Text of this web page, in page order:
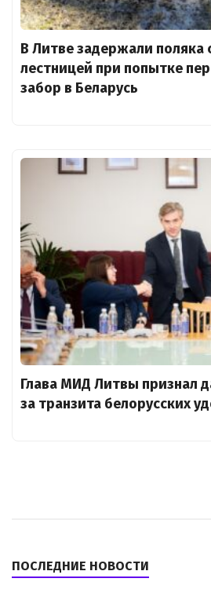
В Литве задержали поляка
лестницей при попытке
забор в Беларусь
Глава МИД Литвы признал
за транзита белорусских
ПОСЛЕДНИЕ НОВОСТИ